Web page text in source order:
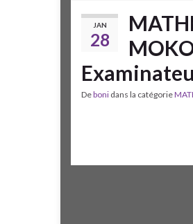
JAN
28
Deboni dans la catégorie